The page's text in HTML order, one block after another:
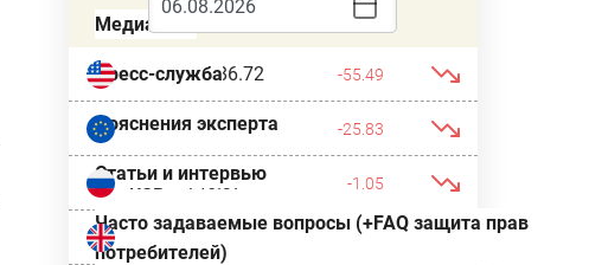
Медиатека
Пресс-служба
Пояснения эксперта
Статьи и интервью
Часто задаваемые вопросы (+FAQ защита прав
потребителей)
USD= 11886.72 -55.49
EUR= 13717.27 -25.83
RUB= 146.37 -1.05
GBP= 16007.85 -43.67